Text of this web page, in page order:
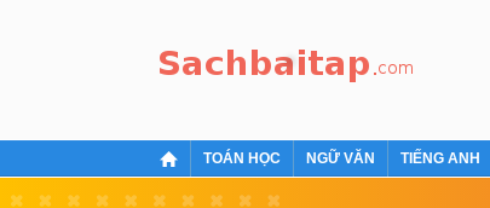
TOÁN HỌC NGỮ VĂN TIẾNG ANH